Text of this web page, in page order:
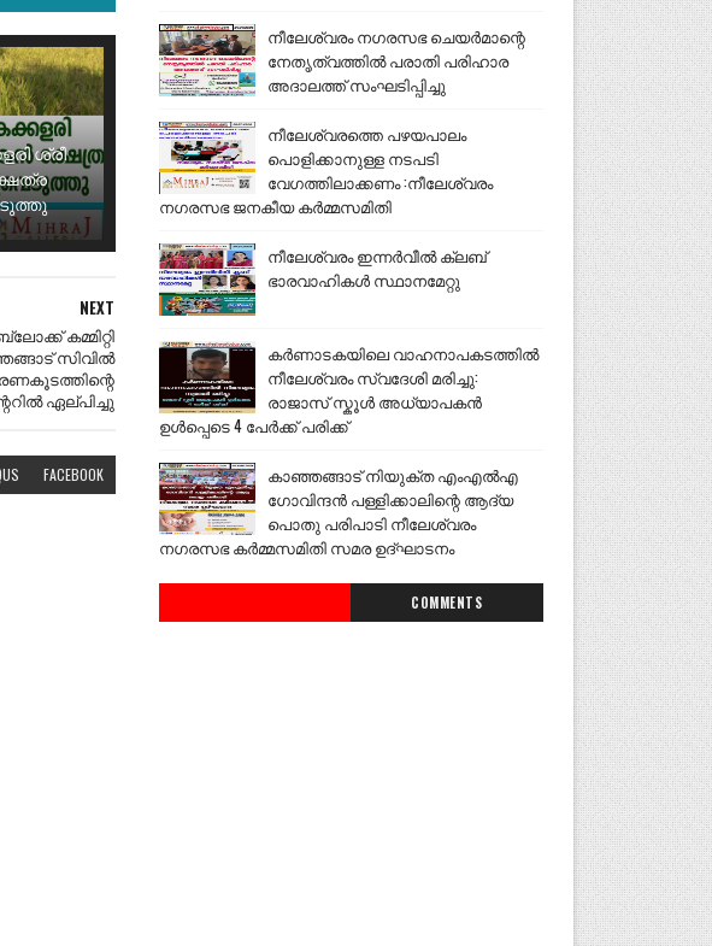
ശ്രീ
NEXT
കമ്മിറ്റി
സിവിൽ
ഏല്പിച്ചു
FACEBOOK
നീലേശ്വരം നഗരസഭ ചെയർമാന്റെ
നേതൃത്വത്തിൽ പരാതി പരിഹാര
അദാലത്ത് സംഘടിപ്പിച്ചു
നീലേശ്വരത്തെ പഴയപാലം
പൊളിക്കാനുള്ള നടപടി
വേഗത്തിലാക്കണം :നീലേശ്വരം
നഗരസഭ ജനകീയ കർമ്മസമിതി
നീലേശ്വരം ഇന്നർവീൽ ക്ലബ്
ഭാരവാഹികൾ സ്ഥാനമേറ്റു
കർണാടകയിലെ വാഹനാപകടത്തിൽ
നീലേശ്വരം സ്വദേശി മരിച്ചു:
രാജാസ് സ്കൂൾ അധ്യാപകൻ
ഉൾപ്പെടെ 4 പേർക്ക് പരിക്ക്
കാഞ്ഞങ്ങാട് നിയുക്ത എംഎൽഎ
ഗോവിന്ദൻ പള്ളിക്കാലിന്റെ ആദ്യ
പൊതു പരിപാടി നീലേശ്വരം
നഗരസഭ കർമ്മസമിതി സമര ഉദ്ഘാടനം
COMMENTS